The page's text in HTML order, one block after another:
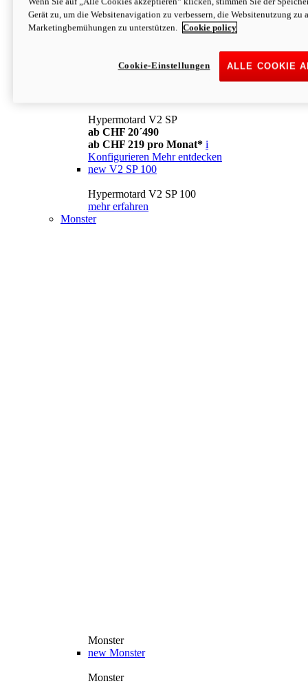
Konfigurieren Mehr entdecken
newV2
ab CHF 169 pro Monat* i
Mehr entdecken
Hypermotard V2 SP
ab CHF 20´490
ab CHF 219 pro Monat* i
Konfigurieren Mehr entdecken
new V2 SP 100
Hypermotard V2 SP 100
mehr erfahren
Monster
Monster
new Monster
Monster
Gerät zu, um die Websitenavigation zu verbessern, die Websitenutzung zu
Marketingbemühungen zu unterstützen.
Cookie policy
ALLE COOKIE
Cookie-Einstellungen